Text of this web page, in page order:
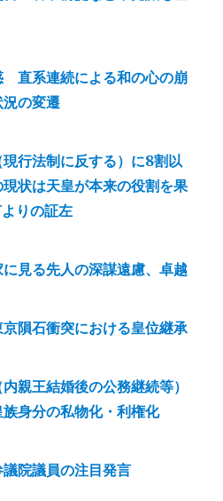
直系連続による和の心の崩
の変遷
行法制に反する）に8割以
状は天皇が本来の役割を果
りの証左
見る先人の深謀遠慮、卓越
隕石衝突における皇位継承
親王結婚後の公務継続等）
身分の私物化・利権化
院議員の注目発言